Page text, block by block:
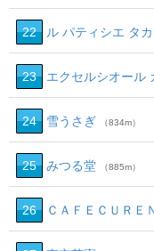
22 ル パティシエ タ
23 エクセルシオール
24 雪うさぎ （834m）
25 みつる堂 （885m）
26 ＣＡＦＥＣＵＲＥ